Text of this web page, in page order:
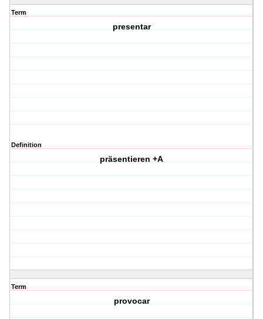
Term
presentar
Definition
präsentieren +A
Term
provocar